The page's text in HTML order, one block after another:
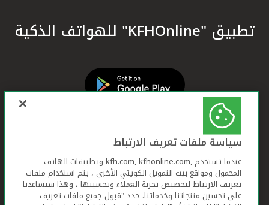
تطبيق "KFHOnline" للهواتف الذكية
سياسة ملفات تعريف الارتباط
عندما تستخدم ,kfh.com, kfhonline.com وتطبيقات الهاتف
المحمول ومواقع بيت التمويل الكويتي الأخرى ، يتم استخدام ملفات
تعريف الارتباط لتخصيص تجربة العملاء وتحسينها ، وهذا سيساعدنا
على تحسين منتجاتنا وخدماتنا. حدد "قبول جميع ملفات تعريف